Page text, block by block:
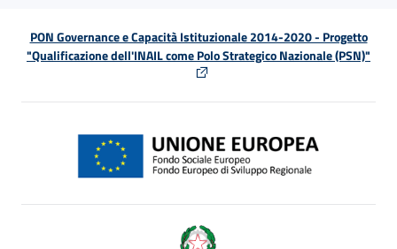
PON Governance e Capacità Istituzionale 2014-2020 - Progetto
"Qualificazione dell'INAIL come Polo Strategico Nazionale (PSN)"